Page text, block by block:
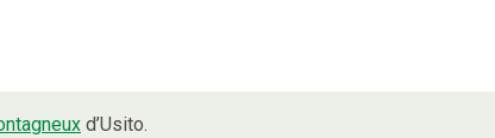
d’Usito.